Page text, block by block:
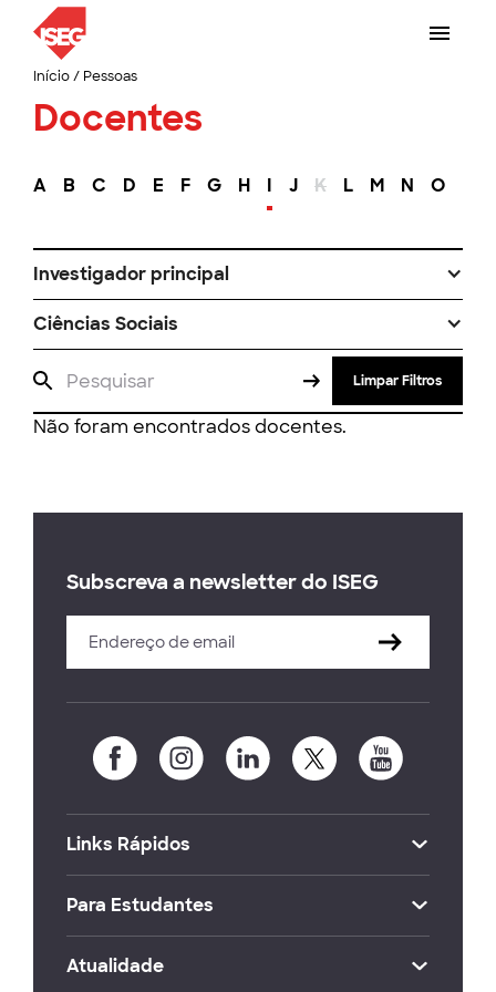
Início/ Pessoas
Docentes
A B C D E F G H I J K L M N O
Investigador principal
Ciências Sociais
Limpar Filtros
Não foram encontrados docentes.
Subscreva a newsletter do ISEG
Links Rápidos
Para Estudantes
Atualidade